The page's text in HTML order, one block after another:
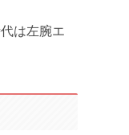
は左腕エ